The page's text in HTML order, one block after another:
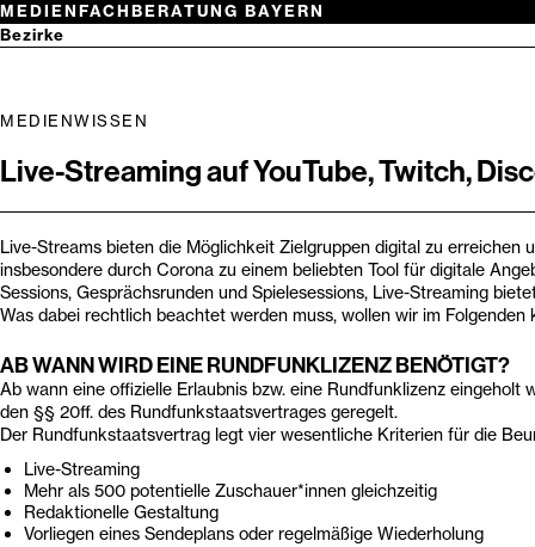
Zum
Inhalt
springen
MEDIENFACHBERATUNG BAYERN
Netzwerk
eingeben
Bezirke
Oberfranken
Unterfranken
MEDIENWISSEN
Live-Streaming auf YouTube, Twitch,
Live-Streams bieten die Möglichkeit Zielgruppen digital zu erreichen
insbesondere durch Corona zu einem beliebten Tool für digitale
Sessions, Gesprächsrunden und Spielesessions, Live-Streaming
Was dabei rechtlich beachtet werden muss, wollen wir im Folgenden
AB WANN WIRD EINE RUNDFUNKLIZENZ BENÖTIGT?
Ab wann eine offizielle Erlaubnis bzw. eine Rundfunklizenz eingeholt
den §§ 20ff. des Rundfunkstaatsvertrages geregelt.
Der Rundfunkstaatsvertrag legt vier wesentliche Kriterien für die
Live-Streaming
Mehr als 500 potentielle Zuschauer*innen gleichzeitig
Redaktionelle Gestaltung
Vorliegen eines Sendeplans oder regelmäßige Wiederholung